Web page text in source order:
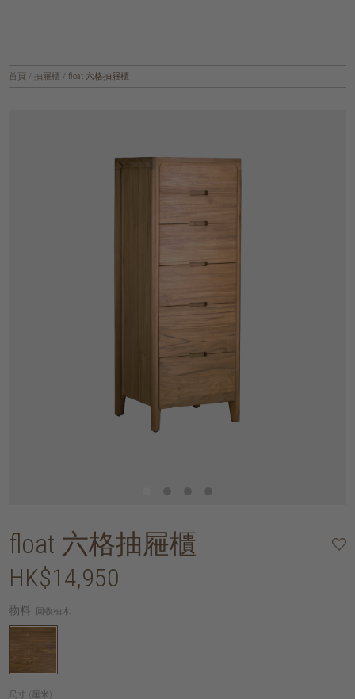
首頁 / 抽屜櫃 / float 六格抽屜櫃
float 六格抽屜櫃
HK$14,950
物料: 回收柚木
尺寸 (厘米):